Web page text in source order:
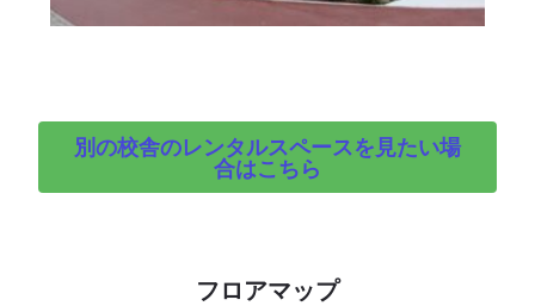
別の校舎のレンタルスペースを見たい場
合はこちら
フロアマップ